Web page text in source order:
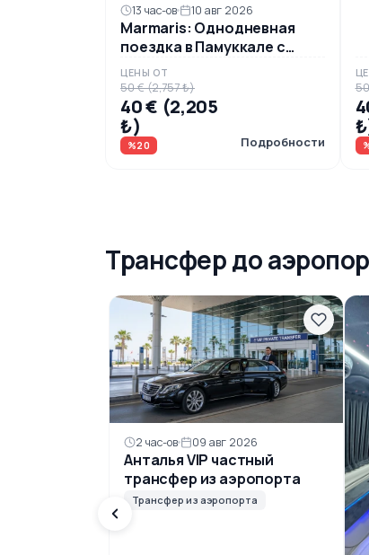
13 час-ов 10 авг 2026
Marmaris: Однодневная
поездка в Памуккале с
завтраком и
экскурсионным
обслуживанием
ЦЕНЫ ОТ
50 € (2,757 ₺)
40 € (2,205
₺)
%20 Подробности
Трансфер до
2 час-ов 09 авг 2026
Анталья VIP частный
трансфер из аэропорта
Трансфер из аэропорта